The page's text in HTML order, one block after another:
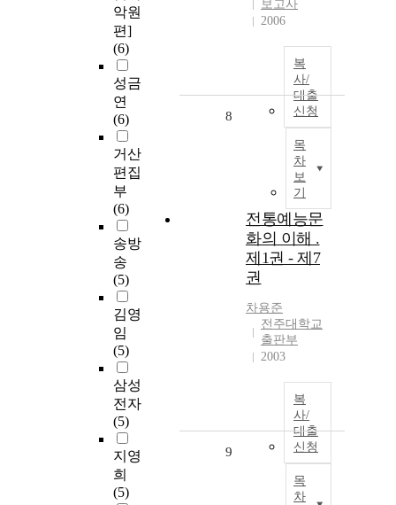
악원
편]
(6)
성금
연
(6)
거산
편집
부
(6)
송방
송
(5)
김영
임
(5)
삼성
전자
(5)
지영
희
(5)
보고사
2006
복
사/
대출
신청
목
차
보
기
8
전통예능문
화의 이해 .
제1권 - 제7
권
차용준
전주대학교
출판부
2003
복
사/
대출
신청
목
차
9